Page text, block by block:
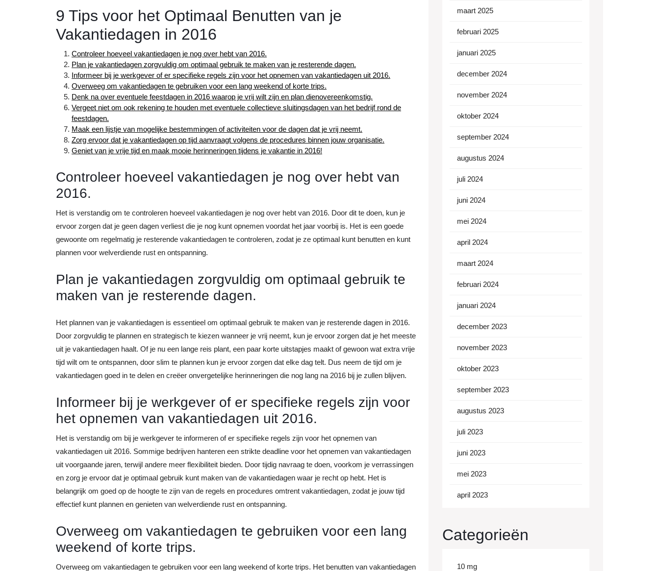
9 Tips voor het Optimaal Benutten van je
Vakantiedagen in 2016
Controleer hoeveel vakantiedagen je nog over hebt van 2016.
Plan je vakantiedagen zorgvuldig om optimaal gebruik te maken van je resterende dagen.
Informeer bij je werkgever of er specifieke regels zijn voor het opnemen van vakantiedagen uit 2016.
Overweeg om vakantiedagen te gebruiken voor een lang weekend of korte trips.
Denk na over eventuele feestdagen in 2016 waarop je vrij wilt zijn en plan dienovereenkomstig.
Vergeet niet om ook rekening te houden met eventuele collectieve sluitingsdagen van het bedrijf rond de
feestdagen.
Maak een lijstje van mogelijke bestemmingen of activiteiten voor de dagen dat je vrij neemt.
Zorg ervoor dat je vakantiedagen op tijd aanvraagt volgens de procedures binnen jouw organisatie.
Geniet van je vrije tijd en maak mooie herinneringen tijdens je vakantie in 2016!
Controleer hoeveel vakantiedagen je nog over hebt van
2016.
Het is verstandig om te controleren hoeveel vakantiedagen je nog over hebt van 2016. Door dit te doen, kun je
ervoor zorgen dat je geen dagen verliest die je nog kunt opnemen voordat het jaar voorbij is. Het is een goede
gewoonte om regelmatig je resterende vakantiedagen te controleren, zodat je ze optimaal kunt benutten en kunt
plannen voor welverdiende rust en ontspanning.
Plan je vakantiedagen zorgvuldig om optimaal gebruik te
maken van je resterende dagen.
Het plannen van je vakantiedagen is essentieel om optimaal gebruik te maken van je resterende dagen in 2016.
Door zorgvuldig te plannen en strategisch te kiezen wanneer je vrij neemt, kun je ervoor zorgen dat je het meeste
uit je vakantiedagen haalt. Of je nu een lange reis plant, een paar korte uitstapjes maakt of gewoon wat extra vrije
tijd wilt om te ontspannen, door slim te plannen kun je ervoor zorgen dat elke dag telt. Dus neem de tijd om je
vakantiedagen goed in te delen en creëer onvergetelijke herinneringen die nog lang na 2016 bij je zullen blijven.
Informeer bij je werkgever of er specifieke regels zijn voor
het opnemen van vakantiedagen uit 2016.
Het is verstandig om bij je werkgever te informeren of er specifieke regels zijn voor het opnemen van
vakantiedagen uit 2016. Sommige bedrijven hanteren een strikte deadline voor het opnemen van vakantiedagen
uit voorgaande jaren, terwijl andere meer flexibiliteit bieden. Door tijdig navraag te doen, voorkom je verrassingen
en zorg je ervoor dat je optimaal gebruik kunt maken van de vakantiedagen waar je recht op hebt. Het is
belangrijk om goed op de hoogte te zijn van de regels en procedures omtrent vakantiedagen, zodat je jouw tijd
effectief kunt plannen en genieten van welverdiende rust en ontspanning.
Overweeg om vakantiedagen te gebruiken voor een lang
weekend of korte trips.
Overweeg om vakantiedagen te gebruiken voor een lang weekend of korte trips. Het benutten van vakantiedagen
maart 2025
februari 2025
januari 2025
december 2024
november 2024
oktober 2024
september 2024
augustus 2024
juli 2024
juni 2024
mei 2024
april 2024
maart 2024
februari 2024
januari 2024
december 2023
november 2023
oktober 2023
september 2023
augustus 2023
juli 2023
juni 2023
mei 2023
april 2023
Categorieën
10 mg